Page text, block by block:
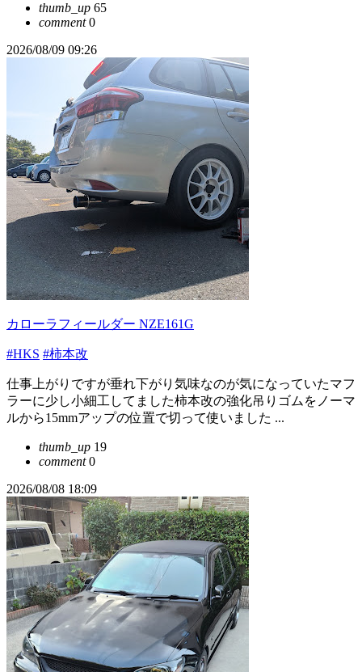
thumb_up 65
comment0
2026/08/09 09:26
カローラフィールダー NZE161G
#HKS #柿本改
仕事上がりですが垂れ下がり気味なのが気になっていたマフ
ラーに少し小細工してました柿本改の強化吊りゴムをノーマ
ルから15mmアップの位置で切って使いました ...
thumb_up 19
comment0
2026/08/08 18:09